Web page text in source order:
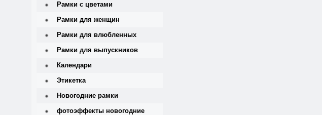
Рамки с цветами
Рамки для женщин
Рамки для влюбленных
Рамки для выпускников
Календари
Этикетка
Новогодние рамки
фотоэффекты новогодние